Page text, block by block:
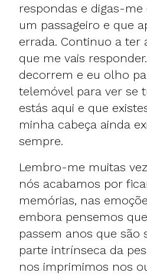
respondas e digas-me
um passageiro e que
errada. Continuo a ter
que me vais
decorrem e eu olho
telemóvel para ver se
estás aqui e que
minha cabeça ainda
sempre.
Lembro-me muitas
nós acabamos por
memórias, nas
embora pensemos
passem anos que são
parte intrínseca da
nos imprimimos nos